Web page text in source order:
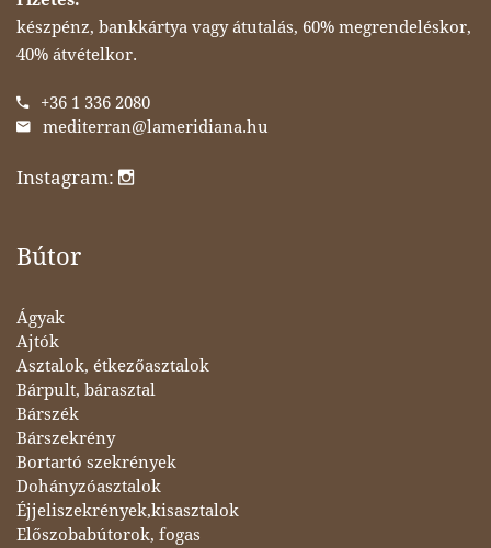
készpénz, bankkártya vagy átutalás, 60% megrendeléskor,
40% átvételkor.
+36 1 336 2080
mediterran@lameridiana.hu
Instagram:
Bútor
Ágyak
Ajtók
Asztalok, étkezőasztalok
Bárpult, bárasztal
Bárszék
Bárszekrény
Bortartó szekrények
Dohányzóasztalok
Éjjeliszekrények,kisasztalok
Előszobabútorok, fogas